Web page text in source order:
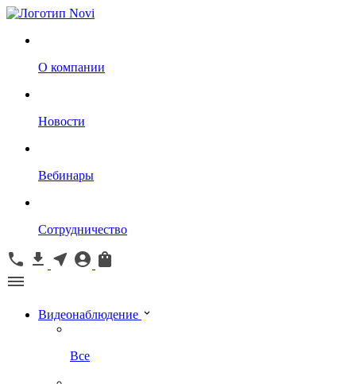
О компании
Новости
Вебинары
Сотрудничество
Видеонаблюдение
Все